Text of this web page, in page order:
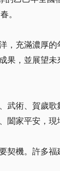
。
，充滿濃厚
果，並展望
武術、賀歲
家平安，現
契機。許多